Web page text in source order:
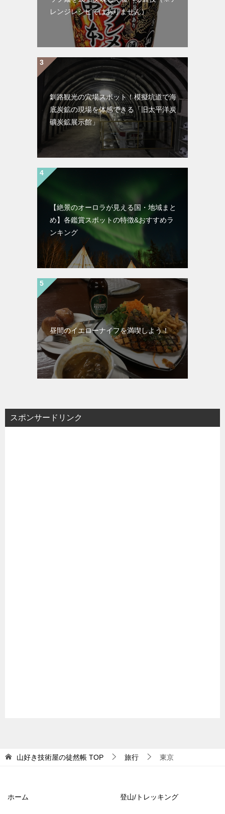
レンジレシピではありません）
釧路観光の穴場スポット！模擬坑道で海
底炭鉱の現場を体感できる「旧太平洋炭
礦炭鉱展示館」
【絶景のオーロラが見える国・地域まと
め】各鑑賞スポットの特徴&おすすめラ
ンキング
昼間のイエローナイフを満喫しよう！
スポンサードリンク
山好き技術屋の徒然帳 TOP 旅行 東京
ホーム 登山/トレッキング